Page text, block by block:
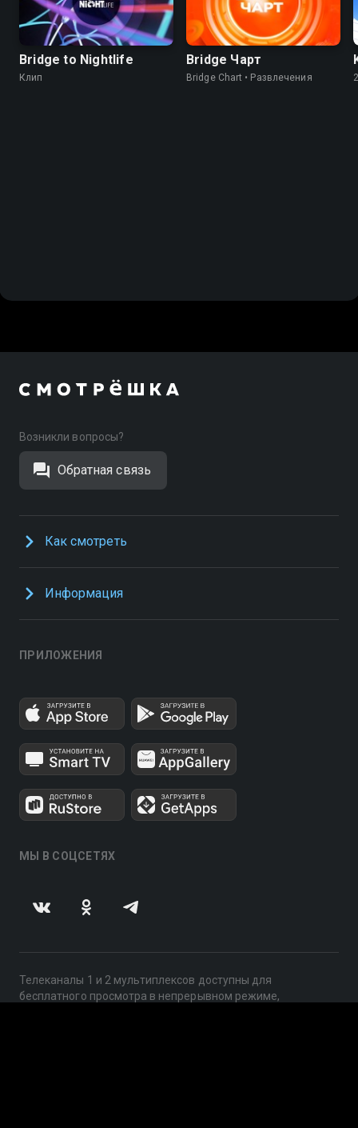
Bridge to Nightlife
Клип
Bridge Чарт
Bridge Chart • Развлечения
Возникли вопросы?
Обратная связь
Как смотреть
Информация
ПРИЛОЖЕНИЯ
МЫ В СОЦСЕТЯХ
Телеканалы 1 и 2 мультиплексов доступны для
бесплатного просмотра в непрерывном режиме,